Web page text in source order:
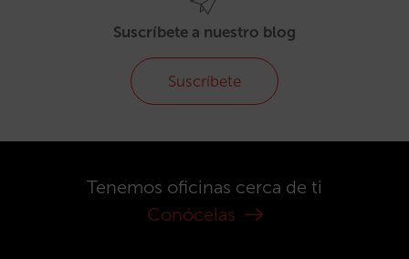
Suscríbete a nuestro blog
Suscríbete
Tenemos oficinas cerca de ti
Conócelas